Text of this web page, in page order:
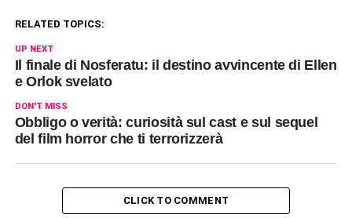
RELATED TOPICS:
UP NEXT
Il finale di Nosferatu: il destino avvincente di Ellen
e Orlok svelato
DON'T MISS
Obbligo o verità: curiosità sul cast e sul sequel
del film horror che ti terrorizzerà
CLICK TO COMMENT